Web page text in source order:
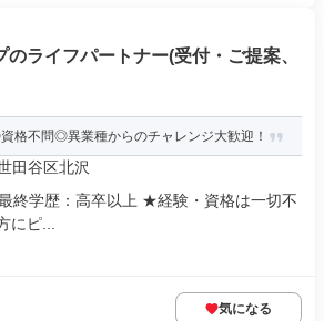
ライフパートナー(受付・ご提案、
格不問◎異業種からのチャレンジ大歓迎！
田谷区北沢
終学歴：高卒以上 ★経験・資格は一切不
にピ...
気になる